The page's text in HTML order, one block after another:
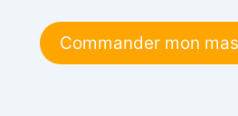
Commander mon